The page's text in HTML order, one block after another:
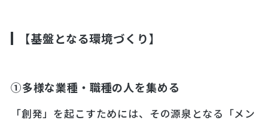
【基盤となる環境づくり】
①多様な業種・職種の人を集める
「創発」を起こすためには、その源泉となる「メン